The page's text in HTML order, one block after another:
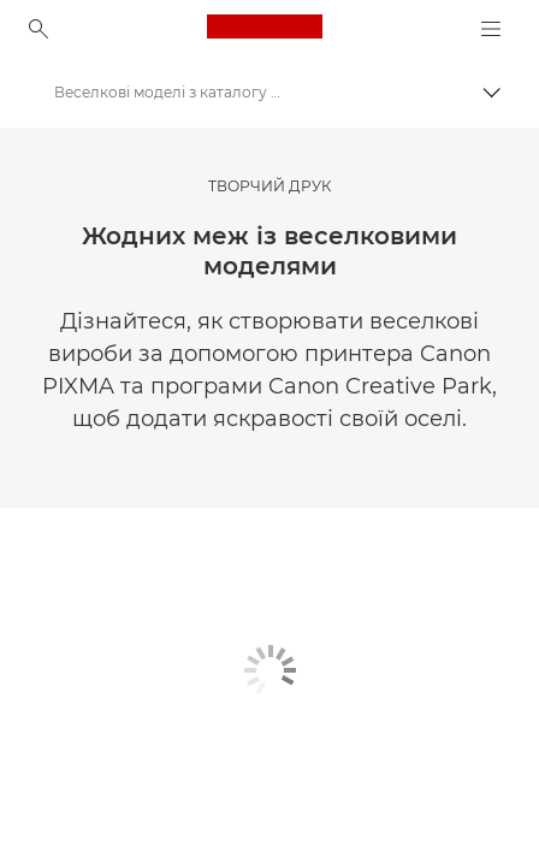
Canon Logo, back to
Ресурси для натхнення | Поради щодо фотографування і друку та рекомендації для покупців
Фотографування та друк: поради та методи
Веселкові моделі з каталогу Canon Creative Park
ТВОРЧИЙ ДРУК
Жодних меж із веселковими
моделями
Дізнайтеся, як створювати веселкові
вироби за допомогою принтера Canon
PIXMA та програми Canon Creative Park,
щоб додати яскравості своїй оселі.